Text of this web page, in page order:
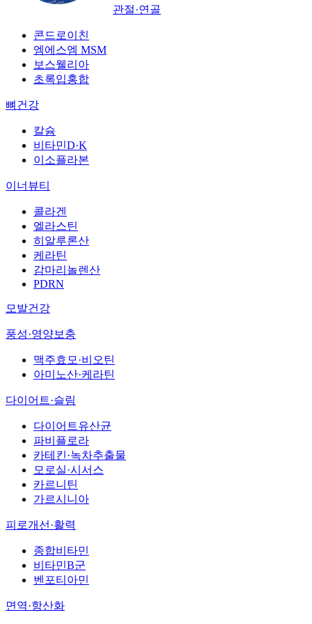
관절·연골
콘드로이친
엠에스엠 MSM
보스웰리아
초록입홍합
뼈건강
칼슘
비타민D·K
이소플라본
이너뷰티
콜라겐
엘라스틴
히알루론산
케라틴
감마리놀렌산
PDRN
모발건강
풍성·영양보충
맥주효모·비오틴
아미노산·케라틴
다이어트·슬림
다이어트유산균
파비플로라
카테킨·녹차추출물
모로실·시서스
카르니틴
가르시니아
피로개선·활력
종합비타민
비타민B군
벤포티아민
면역·항산화